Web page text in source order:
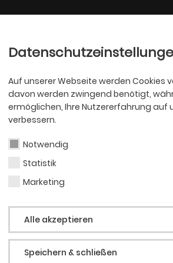
Auf unserer Webseite werden Cookies
davon werden zwingend benötigt,
ermöglichen, Ihre Nutzererfahrung auf
verbessern.
Notwendig
Statistik
Marketing
Alle akzeptieren
Speichern & schließen